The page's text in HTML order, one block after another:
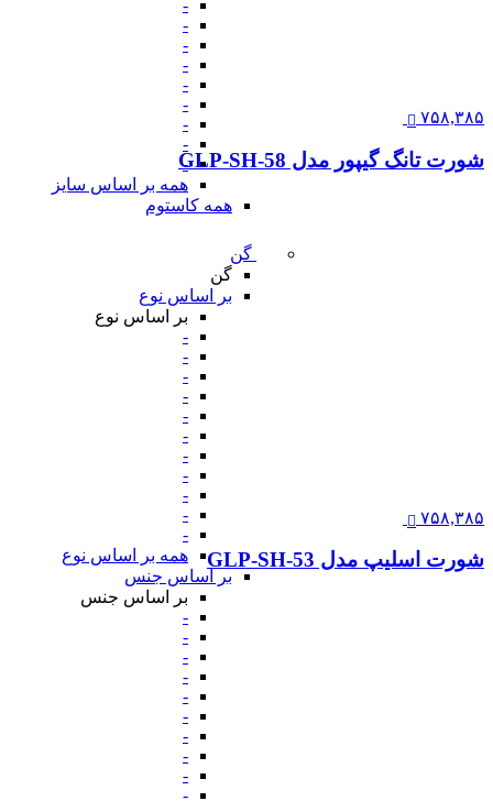
-
-
-
-
-
-
-
-
-
همه بر اساس سایز
همه کاستوم
گن
گن
بر اساس نوع
بر اساس نوع
-
-
-
-
-
-
-
-
-
-
-
همه بر اساس نوع
بر اساس جنس
بر اساس جنس
-
-
-
-
-
-
-
-
-
-
۷۵۸,۳۸۵
شورت تانگ گیپور مدل GLP-SH-58
۷۵۸,۳۸۵
شورت اسلیپ مدل GLP-SH-53